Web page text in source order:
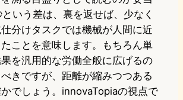
いう差は、裏を返せば、少なく
分けタスクでは機械が人間に近
ことを意味します。もちろん単
を汎用的な労働全般に広げるの
きですが、距離が縮みつつある
でしょう。innovaTopiaの視点で